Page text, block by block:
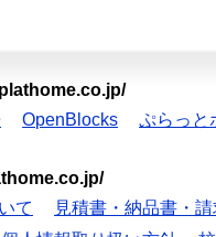
OpenBlocks ぷらっと
て 見積書・納品書・